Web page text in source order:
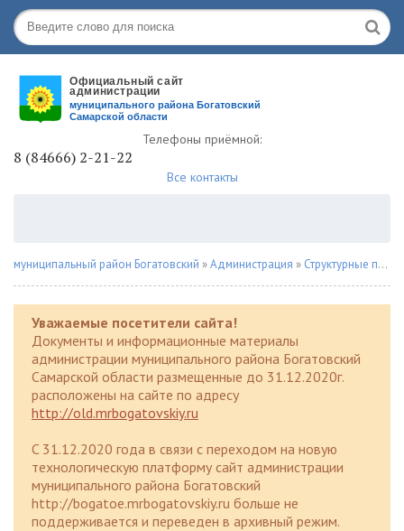
Телефоны приёмной:
8 (84666) 2-21-22
Все контакты
муниципальный район Богатовский »Администрация » Структурные подразделения
Уважаемые посетители сайта!
Документы и информационные материалы
администрации муниципального района Богатовский
Самарской области размещенные до 31.12.2020г.
расположены на сайте по адресу
http://old.mrbogatovskiy.ru
C 31.12.2020 года в связи с переходом на новую
технологическую платформу сайт администрации
муниципального района Богатовский
http://bogatoe.mrbogatovskiy.ru больше не
поддерживается и переведен в архивный режим.